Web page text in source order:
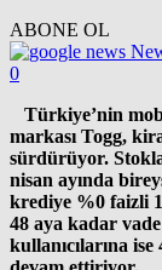
ABONE OL
0
Türkiye’nin
markası Togg,
sürdürüyor.
nisan ayında
krediye %0 faizli
48 aya kadar
kullanıcılarına